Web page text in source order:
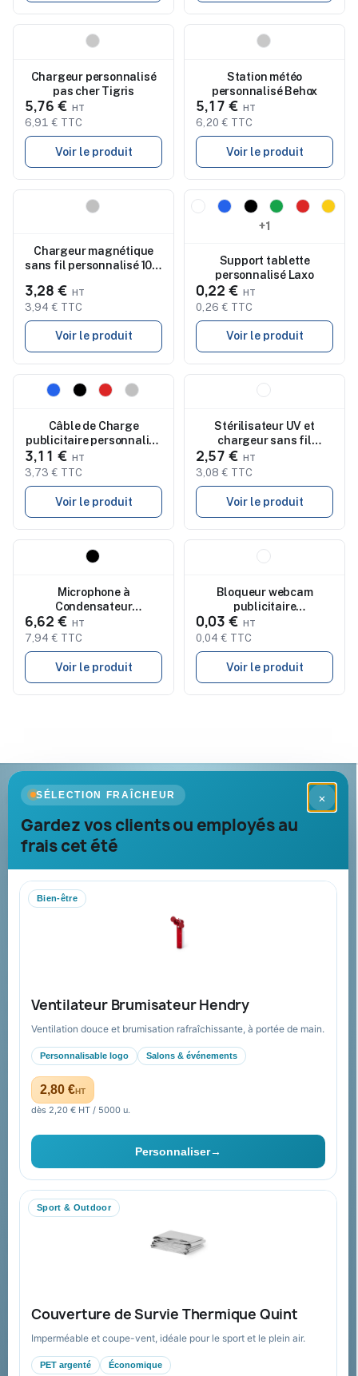
Chargeur personnalisé
pas cher Tigris
5,76 €
6,91 € TTC
Voir le produit
Station météo
personnalisé Behox
5,17 €
6,20 € TTC
Voir le produit
Chargeur magnétique
sans fil personnalisé 10W
3,28 €
3,94 € TTC
Voir le produit
Nouveau
+1
Support tablette
personnalisé Laxo
0,22 €
0,26 € TTC
Voir le produit
Nouveau
Câble de Charge
publicitaire personnalisé
Clodan
3,11 €
3,73 € TTC
Voir le produit
Stérilisateur UV et
chargeur sans fil
personnalisé Strey
2,57 €
3,08 € TTC
Voir le produit
Microphone à
Condensateur
Exceptionnel
Personnalisé Densha
6,62 €
7,94 € TTC
Voir le produit
Bloqueur webcam
publicitaire
antibactérien Hislot
0,03 €
0,04 € TTC
Voir le produit
×
SÉLECTION FRAÎCHEUR
Gardez vos clients ou employés au
frais cet été
Bien-être
Ventilateur Brumisateur Hendry
Ventilation douce et brumisation rafraîchissante, à portée de main.
Personnalisable logo Salons & événements
2,80 €HT
dès 2,20 € HT / 5000 u.
Personnaliser→
Sport & Outdoor
Couverture de Survie Thermique Quint
Imperméable et coupe-vent, idéale pour le sport et le plein air.
PET argenté Économique
Goodies Pub France
Objets publicitaires · par Promenoch
Votre partenaire B2B pour les goodies et cadeaux d’affaires
collectivités et administrations.
Mandat administratif & Chorus Pro
Nouveautés
Catalogue goodies
Cadeaux de fin d’année
À propos
Nos expertises &
accompagnement global
Ils nous ont fait confiance
Livraison
Nous contacter
FAQ sur Promenoch Goodies Pub France
Conditions de retour
Paiement sécurisé